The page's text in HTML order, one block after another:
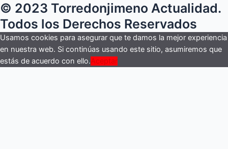
movilidad
metropolitana
de
Jaén
con
seis
© 2023 Torredonjimeno Actualidad.
Todos los Derechos Reservados
Usamos cookies para asegurar que te damos la mejor experiencia
en nuestra web. Si continúas usando este sitio, asumiremos que
estás de acuerdo con ello.Aceptar